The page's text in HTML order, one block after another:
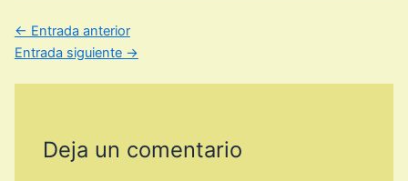
← Entrada anterior
Entrada siguiente →
Deja un comentario